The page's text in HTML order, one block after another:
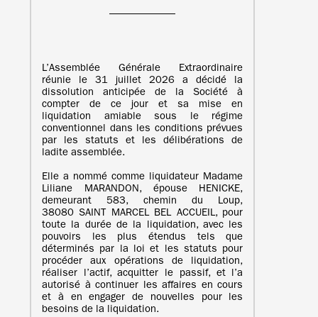
L’Assemblée Générale Extraordinaire
réunie le 31 juillet 2026 a décidé la
dissolution anticipée de la Société à
compter de ce jour et sa mise en
liquidation amiable sous le régime
conventionnel dans les conditions prévues
par les statuts et les délibérations de
ladite assemblée.
Elle a nommé comme liquidateur Madame
Liliane MARANDON, épouse HENICKE,
demeurant 583, chemin du Loup,
38080 SAINT MARCEL BEL ACCUEIL, pour
toute la durée de la liquidation, avec les
pouvoirs les plus étendus tels que
déterminés par la loi et les statuts pour
procéder aux opérations de liquidation,
réaliser l’actif, acquitter le passif, et l’a
autorisé à continuer les affaires en cours
et à en engager de nouvelles pour les
besoins de la liquidation.